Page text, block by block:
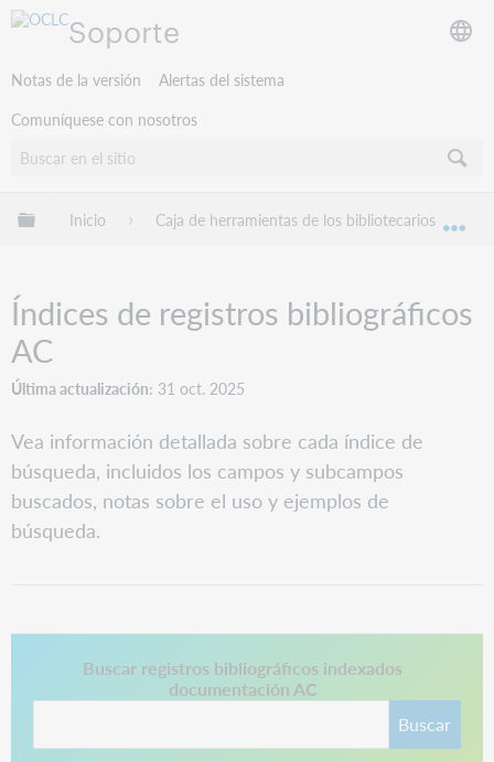
Soporte
Notas de la versión
Alertas del sistema
Comuníquese con nosotros
Expandir/contraer jerarquía global
Inicio Caja de herramientas de los bibliotecarios
Índices de registros bibliográficos
AC
Última actualización 31 oct. 2025
Vea información detallada sobre cada índice de
búsqueda, incluidos los campos y subcampos
buscados, notas sobre el uso y ejemplos de
búsqueda.
Buscar registros bibliográficos indexados
documentación AC
Buscar
Este enlace se abre en una pestaña nueva.